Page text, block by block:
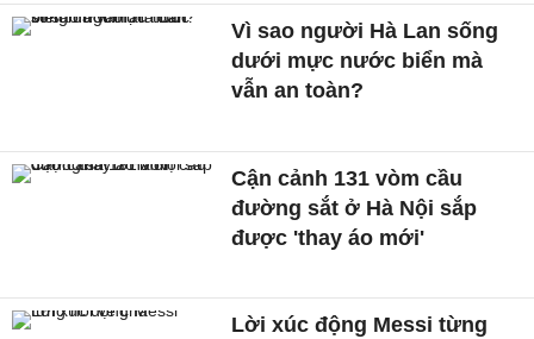
Vì sao người Hà Lan sống
dưới mực nước biển mà
vẫn an toàn?
Cận cảnh 131 vòm cầu
đường sắt ở Hà Nội sắp
được 'thay áo mới'
Lời xúc động Messi từng